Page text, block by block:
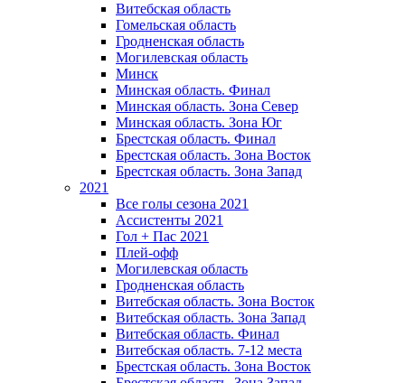
Витебская область
Гомельская область
Гродненская область
Могилевская область
Минск
Mинская область. Финал
Минская область. Зона Север
Минская область. Зона Юг
Брестская область. Финал
Брестская область. Зона Восток
Брестская область. Зона Запад
2021
Все голы сезона 2021
Ассистенты 2021
Гол + Пас 2021
Плей-офф
Могилевская область
Гродненская область
Витебская область. Зона Восток
Витебская область. Зона Запад
Витебская область. Финал
Витебская область. 7-12 места
Брестская область. Зона Восток